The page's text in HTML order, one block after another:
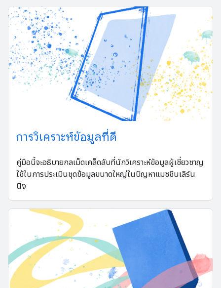
การวิเคราะห์ข้อมูลที่ดี
คู่มือนี้จะอธิบายกลเม็ดเคล็ดลับที่นักวิเคราะห์ข้อมูลผู้เชี่ยวชาญ
ใช้ในการประเมินชุดข้อมูลขนาดใหญ่ในปัญหาแมชชีนเลิร์น
นิง